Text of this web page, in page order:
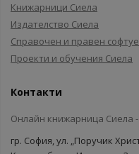
Книжарници Сиела
Издателство Сиела
Справочен и правен
Проекти и обучения Сиела
Контакти
Онлайн книжарница Сиела -
гр. София, ул. „Поручик